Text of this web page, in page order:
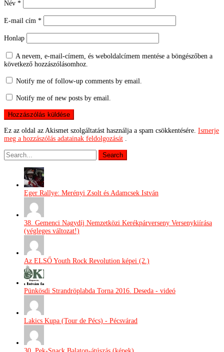
Név *
E-mail cím *
Honlap
A nevem, e-mail-címem, és weboldalcímem mentése a böngészőben a
következő hozzászólásomhoz.
Notify me of follow-up comments by email.
Notify me of new posts by email.
Ez az oldal az Akismet szolgáltatást használja a spam csökkentésére. Ismerje
meg a hozzászólás adatainak feldolgozását .
Eger Rallye: Merényi Zsolt és Adamcsek István
38. Gemenci Nagydíj Nemzetközi Kerékpárverseny Versenykiírása
(végleges változat!)
Az ELSŐ Youth Rock Revolution képei (2.)
Pünkösdi Strandröplabda Torna 2016. Deseda - videó
Lakics Kupa (Tour de Pécs) - Pécsvárad